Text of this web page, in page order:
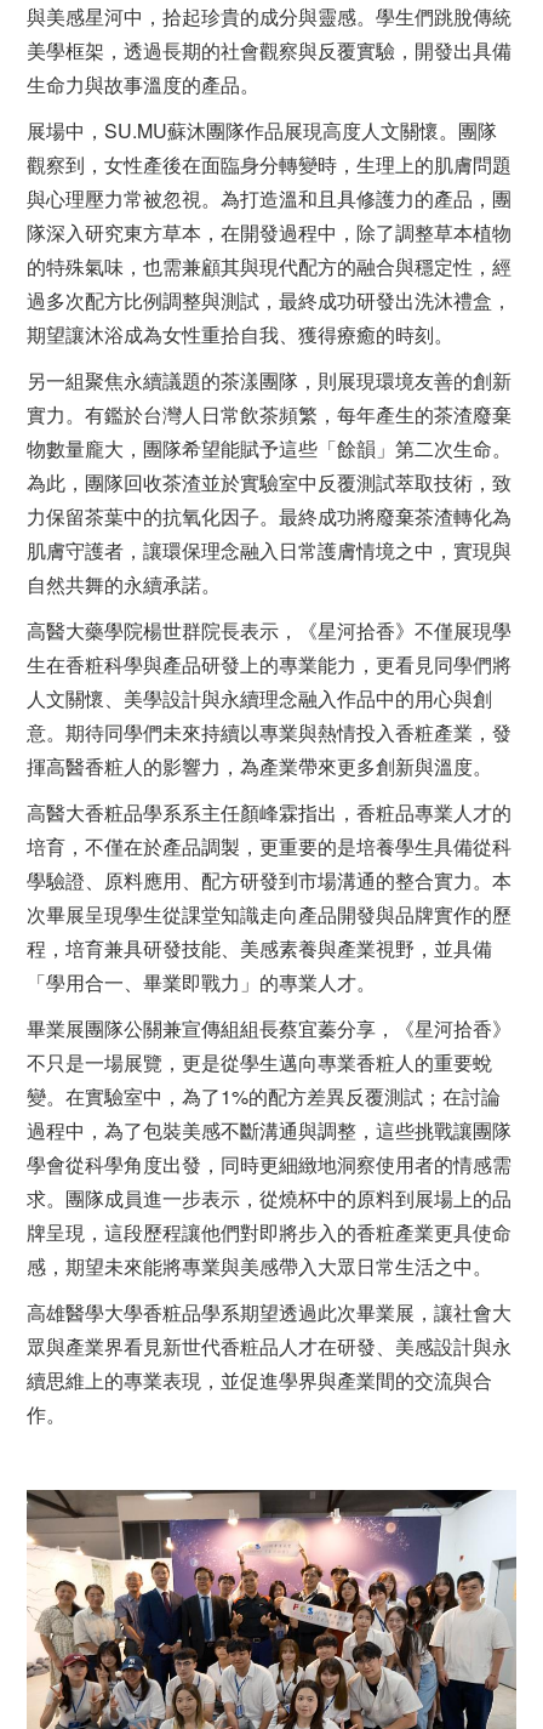
與美感星河中，拾起珍貴的成分與靈感。學生們跳脫傳統
美學框架，透過長期的社會觀察與反覆實驗，開發出具備
生命力與故事溫度的產品。
展場中，SU.MU蘇沐團隊作品展現高度人文關懷。團隊
觀察到，女性產後在面臨身分轉變時，生理上的肌膚問題
與心理壓力常被忽視。為打造溫和且具修護力的產品，團
隊深入研究東方草本，在開發過程中，除了調整草本植物
的特殊氣味，也需兼顧其與現代配方的融合與穩定性，經
過多次配方比例調整與測試，最終成功研發出洗沐禮盒，
期望讓沐浴成為女性重拾自我、獲得療癒的時刻。
另一組聚焦永續議題的茶漾團隊，則展現環境友善的創新
實力。有鑑於台灣人日常飲茶頻繁，每年產生的茶渣廢棄
物數量龐大，團隊希望能賦予這些「餘韻」第二次生命。
為此，團隊回收茶渣並於實驗室中反覆測試萃取技術，致
力保留茶葉中的抗氧化因子。最終成功將廢棄茶渣轉化為
肌膚守護者，讓環保理念融入日常護膚情境之中，實現與
自然共舞的永續承諾。
高醫大藥學院楊世群院長表示，《星河拾香》不僅展現學
生在香粧科學與產品研發上的專業能力，更看見同學們將
人文關懷、美學設計與永續理念融入作品中的用心與創
意。期待同學們未來持續以專業與熱情投入香粧產業，發
揮高醫香粧人的影響力，為產業帶來更多創新與溫度。
高醫大香粧品學系系主任顏峰霖指出，香粧品專業人才的
培育，不僅在於產品調製，更重要的是培養學生具備從科
學驗證、原料應用、配方研發到市場溝通的整合實力。本
次畢展呈現學生從課堂知識走向產品開發與品牌實作的歷
程，培育兼具研發技能、美感素養與產業視野，並具備
「學用合一、畢業即戰力」的專業人才。
畢業展團隊公關兼宣傳組組長蔡宜蓁分享，《星河拾香》
不只是一場展覽，更是從學生邁向專業香粧人的重要蛻
變。在實驗室中，為了1%的配方差異反覆測試；在討論
過程中，為了包裝美感不斷溝通與調整，這些挑戰讓團隊
學會從科學角度出發，同時更細緻地洞察使用者的情感需
求。團隊成員進一步表示，從燒杯中的原料到展場上的品
牌呈現，這段歷程讓他們對即將步入的香粧產業更具使命
感，期望未來能將專業與美感帶入大眾日常生活之中。
高雄醫學大學香粧品學系期望透過此次畢業展，讓社會大
眾與產業界看見新世代香粧品人才在研發、美感設計與永
續思維上的專業表現，並促進學界與產業間的交流與合
作。